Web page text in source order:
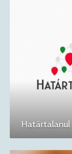
Határtalanul